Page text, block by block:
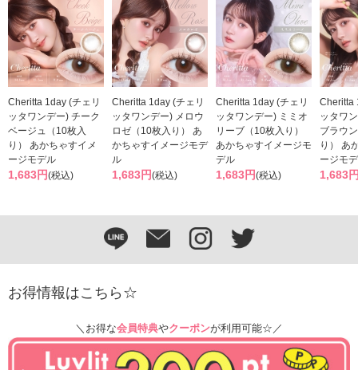
Cheritta 1day (チェリ
ッタワンデー) チーク
ベージュ（10枚入
り） あかちゃすイメ
ージモデル
1,683円(税込)
Cheritta 1day (チェリ
ッタワンデー) メロウ
ロゼ（10枚入り） あ
かちゃすイメージモデ
ル
1,683円(税込)
Cheritta 1day (チェリ
ッタワンデー) ミミオ
リーブ（10枚入り）
あかちゃすイメージモ
デル
1,683円(税込)
Cheritta
ッタワ
ブラウ
り） あ
ージモ
1,683
お得情報はこちら☆
＼お得な会員特典やクーポンが利用可能☆／